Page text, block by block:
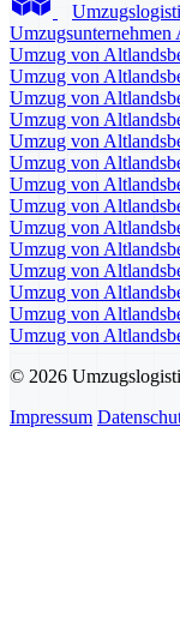
Umzugsunternehmen
Umzug von
Umzug von
Umzug von
Umzug von
Umzug von
Umzug von
Umzug von
Umzug von
Umzug von
Umzug von
Umzug von
Umzug von
Umzug von
Umzug von
© 2026
Impressum